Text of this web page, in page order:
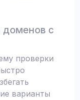
доменов с
проверки
варианты